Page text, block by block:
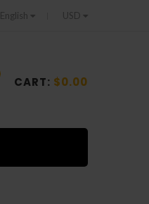
English USD
CART: $0.00